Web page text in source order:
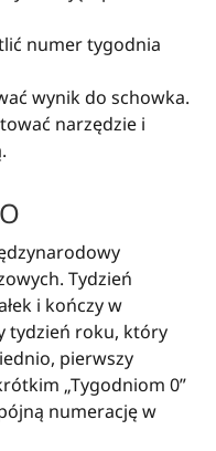
numer tygodnia
wynik do schowka.
narzędzie i
Tydzień
i kończy w
tydzień roku, który
pierwszy
„Tygodniom 0”
numerację w